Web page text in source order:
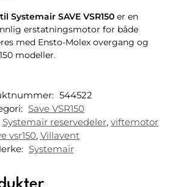
SAVE VSR150 er en
erstatningsmotor for både
med Ensto-Molex overgang og
modeller.
544522
Save VSR150
Systemair reservedeler, viftemotor
vsr150, Villavent
Systemair